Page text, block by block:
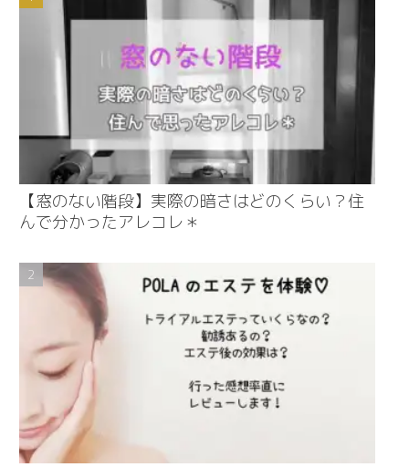
【窓のない階段】実際の暗さはどのくらい？住
んで分かったアレコレ＊